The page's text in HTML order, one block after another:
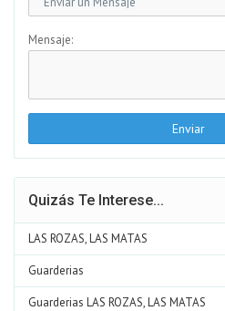
Mensaje:
Enviar
Quizás Te Interese...
LAS ROZAS, LAS MATAS
Guarderias
Guarderias LAS ROZAS, LAS MATAS